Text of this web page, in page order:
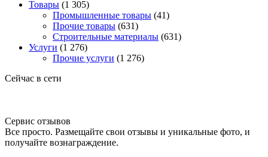
Товары (1 305)
Промышленные товары (41)
Прочие товары (631)
Строительные материалы (631)
Услуги (1 276)
Прочие услуги (1 276)
Сейчас в сети
Сервис отзывов
Все просто. Размещайте свои отзывы и уникальные фото, и
получайте вознаграждение.